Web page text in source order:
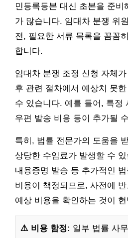
민등록등본 대신 초본을 준비
가 많습니다. 임대차 분쟁 위
전, 필요한 서류 목록을 꼼꼼
합니다.
임대차 분쟁 조정 신청 자체
후 관련 절차에서 예상치 못
수 있습니다. 예를 들어, 특정
우편 발송 비용 등이 추가될
특히, 법률 전문가의 도움을
상당한 수임료가 발생할 수
내용증명 발송 등 추가적인
비용이 책정되므로, 사전에
예상 비용을 확인하는 것이
⚠️ 비용 함정: 일부 법률 사